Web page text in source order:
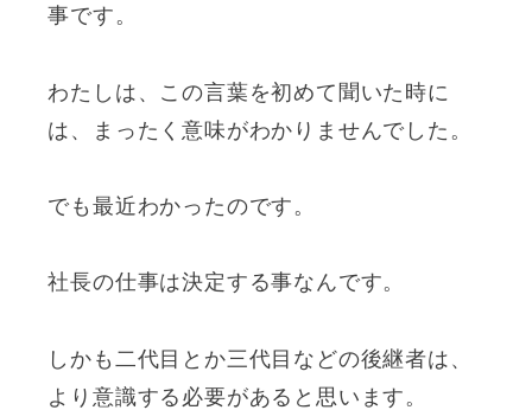
事です。
わたしは、この言葉を初めて聞いた時に
は、まったく意味がわかりませんでした。
でも最近わかったのです。
社長の仕事は決定する事なんです。
しかも二代目とか三代目などの後継者は、
より意識する必要があると思います。